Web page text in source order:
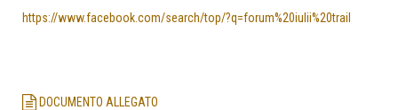
https://www.facebook.com/search/top/?q=forum%20iulii%20trail
DOCUMENTO ALLEGATO